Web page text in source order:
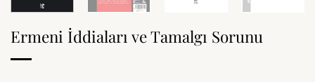
Ermeni İddiaları ve Tamalgı Sorunu